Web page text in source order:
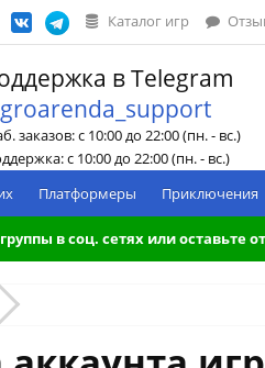
Каталог игр
в Telegram
заказов: с 10:00 до 22:00 (пн. - вс.)
с 10:00 до 22:00 (пн. - вс.)
Платформеры Приключения
в соц. сетях или оставьте